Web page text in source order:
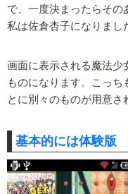
で、一度決まったらその
私は佐倉杏子になりまし
画面に表示される魔法少
ものになります。こっ
とに別々のものが用意さ
基本的には体験版